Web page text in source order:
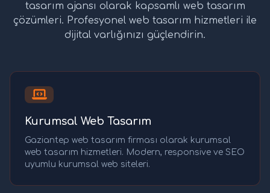
tasarım ajansı olarak kapsamlı web tasarım
çözümleri. Profesyonel web tasarım hizmetleri ile
dijital varlığınızı güçlendirin.
Kurumsal Web Tasarım
Gaziantep web tasarım firması olarak kurumsal
web tasarım hizmetleri. Modern, responsive ve SEO
uyumlu kurumsal web siteleri.